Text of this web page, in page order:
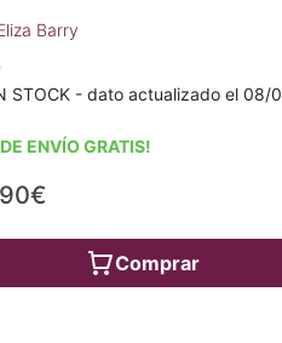
Barry
STOCK - dato actualizado el 08/
ENVÍO GRATIS!
Comprar